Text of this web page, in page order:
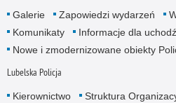
Galerie Zapowiedzi wydarzeń
Komunikaty
Informacje dla
Nowe i zmodernizowane obiekty
Lubelska Policja
Kierownictwo
Struktura